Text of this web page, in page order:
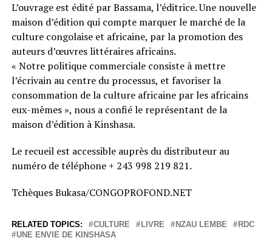
L’ouvrage est édité par Bassama, l’éditrice. Une nouvelle
maison d’édition qui compte marquer le marché de la
culture congolaise et africaine, par la promotion des
auteurs d’œuvres littéraires africains.
« Notre politique commerciale consiste à mettre
l’écrivain au centre du processus, et favoriser la
consommation de la culture africaine par les africains
eux-mêmes », nous a confié le représentant de la
maison d’édition à Kinshasa.
Le recueil est accessible auprès du distributeur au
numéro de téléphone + 243 998 219 821.
Tchèques Bukasa/CONGOPROFOND.NET
RELATED TOPICS: CULTURE LIVRE NZAU LEMBE
RDC
UNE ENVIE DE KINSHASA